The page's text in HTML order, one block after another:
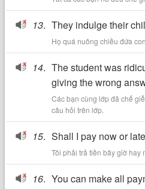
13. They indulge their
Họ quá nuông chiều đứa
14. The student was
giving the wrong
Các bạn cùng lớp đã chế
câu hỏi trên lớp.
15. Shall I pay now or
Tôi phải trả tiền bây giờ hay
16. You can make all